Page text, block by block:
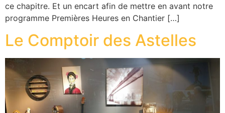
ce chapitre. Et un encart afin de mettre en avant notre
programme Premières Heures en Chantier […]
Le Comptoir des Astelles